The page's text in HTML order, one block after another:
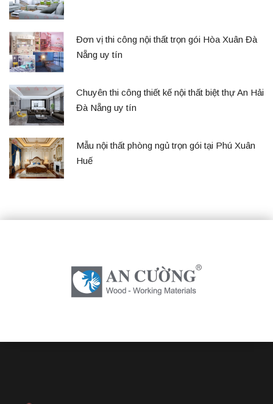
Đơn vị thi công nội thất trọn gói Hòa Xuân Đà
Nẵng uy tín
Chuyên thi công thiết kế nội thất biệt thự An Hải
Đà Nẵng uy tín
Mẫu nội thất phòng ngủ trọn gói tại Phú Xuân
Huế